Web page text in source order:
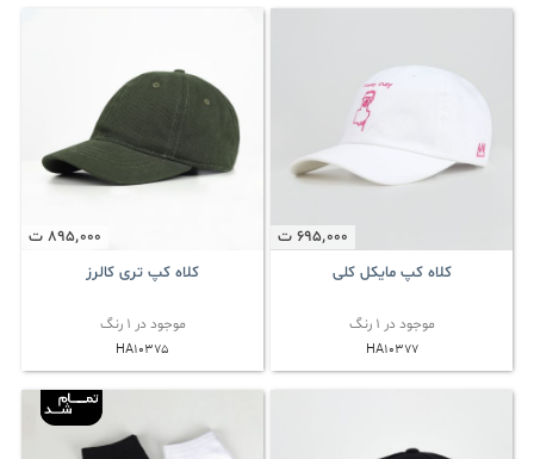
695٬000 ت
کلاه کپ مایکل کلی
موجود در 1 رنگ
HA10377
895٬000 ت
کلاه کپ تری کالرز
موجود در 1 رنگ
HA10375